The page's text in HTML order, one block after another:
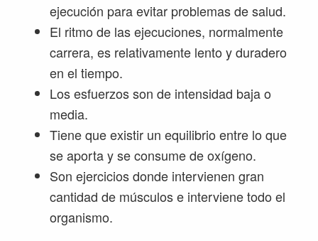
ejecución para evitar problemas de salud.
El ritmo de las ejecuciones, normalmente
carrera, es relativamente lento y duradero
en el tiempo.
Los esfuerzos son de intensidad baja o
media.
Tiene que existir un equilibrio entre lo que
se aporta y se consume de oxígeno.
Son ejercicios donde intervienen gran
cantidad de músculos e interviene todo el
organismo.